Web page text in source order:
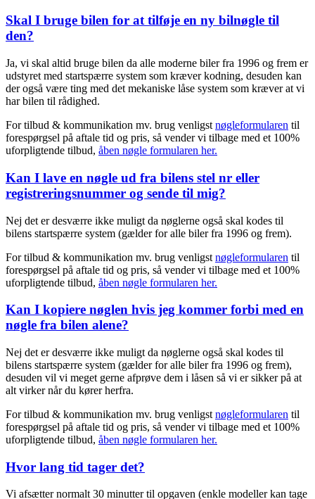
Skal I bruge bilen for at tilføje en ny bilnøgle til
den?
Ja, vi skal altid bruge bilen da alle moderne biler fra 1996 og frem er
udstyret med startspærre system som kræver kodning, desuden kan
der også være ting med det mekaniske låse system som kræver at vi
har bilen til rådighed.
For tilbud & kommunikation mv. brug venligst nøgleformularen til
forespørgsel på aftale tid og pris, så vender vi tilbage med et 100%
uforpligtende tilbud, åben nøgle formularen her.
Kan I lave en nøgle ud fra bilens stel nr eller
registreringsnummer og sende til mig?
Nej det er desværre ikke muligt da nøglerne også skal kodes til
bilens startspærre system (gælder for alle biler fra 1996 og frem).
For tilbud & kommunikation mv. brug venligst nøgleformularen til
forespørgsel på aftale tid og pris, så vender vi tilbage med et 100%
uforpligtende tilbud, åben nøgle formularen her.
Kan I kopiere nøglen hvis jeg kommer forbi med en
nøgle fra bilen alene?
Nej det er desværre ikke muligt da nøglerne også skal kodes til
bilens startspærre system (gælder for alle biler fra 1996 og frem),
desuden vil vi meget gerne afprøve dem i låsen så vi er sikker på at
alt virker når du kører herfra.
For tilbud & kommunikation mv. brug venligst nøgleformularen til
forespørgsel på aftale tid og pris, så vender vi tilbage med et 100%
uforpligtende tilbud, åben nøgle formularen her.
Hvor lang tid tager det?
Vi afsætter normalt 30 minutter til opgaven (enkle modeller kan tage